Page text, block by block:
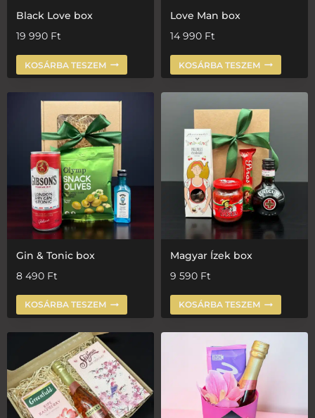
Black Love box
19 990 Ft
KOSÁRBA TESZEM
Love Man box
14 990 Ft
KOSÁRBA TESZEM
Gin & Tonic box
8 490 Ft
KOSÁRBA TESZEM
Magyar Ízek box
9 590 Ft
KOSÁRBA TESZEM